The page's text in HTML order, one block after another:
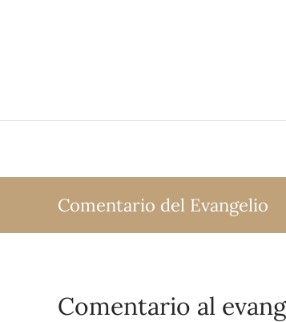
Comentario del Evangelio
Comentario al